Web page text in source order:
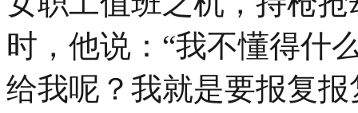
时，他说：“我不懂得什
给我呢？我就是要报复